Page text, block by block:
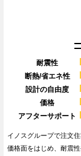
耐震性
断熱/省エネ性
設計の自由度
価格
アフターサポート
イノスグループで注文
価格面をはじめ、耐震